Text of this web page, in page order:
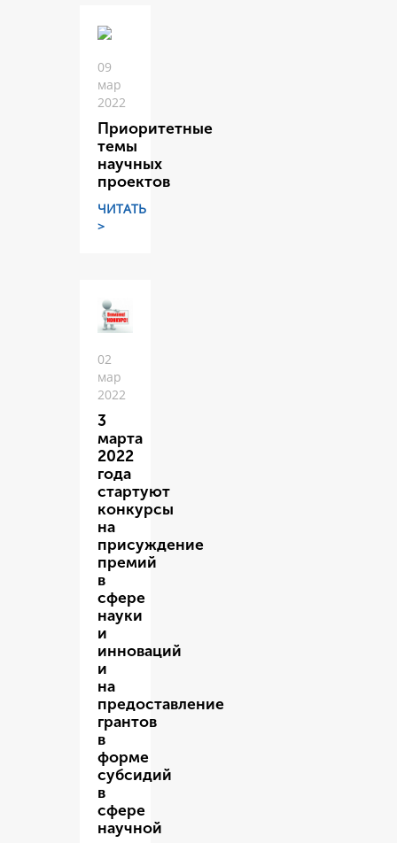
09
мар
2022
Приоритетные
темы
научных
проектов
ЧИТАТЬ
>
02
мар
2022
3
марта
2022
года
стартуют
конкурсы
на
присуждение
премий
в
сфере
науки
и
инноваций
и
на
предоставление
грантов
в
форме
субсидий
в
сфере
научной